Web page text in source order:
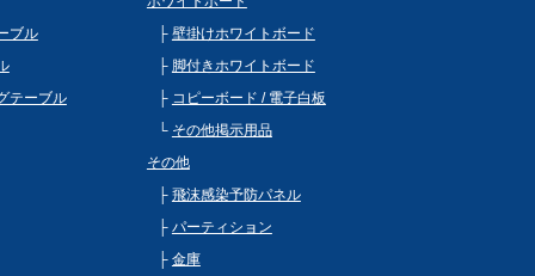
ブル
テーブル
壁掛けホワイトボード
脚付きホワイトボード
コピーボード / 電子白板
その他掲示用品
その他
飛沫感染予防パネル
パーティション
金庫